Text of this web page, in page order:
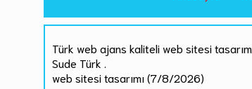
Türk web ajans kaliteli web sitesi
Sude Türk .
web sitesi tasarımı (7/8/2026)